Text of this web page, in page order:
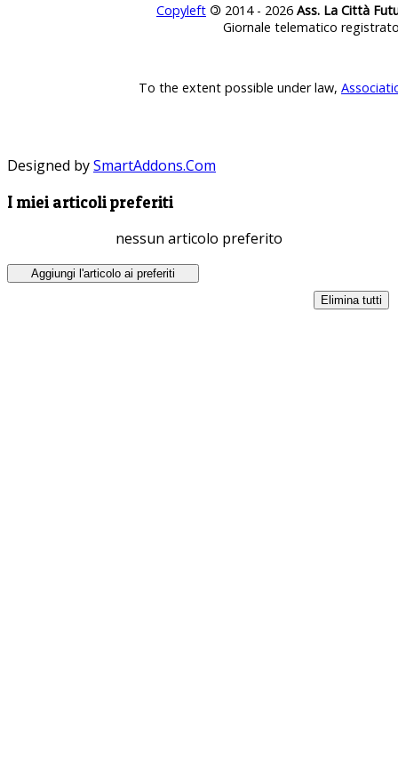
Copyleft © 2014 - 2026 Ass. La Città
Giornale telematico
To the extent possible under law,
Designed bySmartAddons.Com
I miei articoli preferiti
nessun articolo preferito